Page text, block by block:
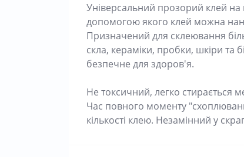
Універсальний прозорий клей на
допомогою якого клей можна
Призначений для склеювання
скла, кераміки, пробки, шкіри та
безпечне для здоров'я.
Не токсичний, легко стирається
Час повного моменту
кількості клею. Незамінний у